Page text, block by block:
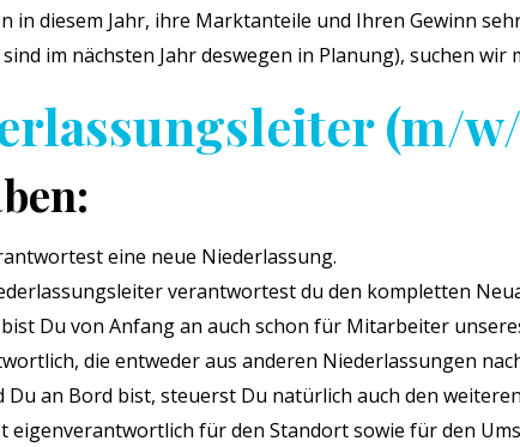
in diesem Jahr, ihre Marktanteile und Ihren Gewinn
im nächsten Jahr deswegen in Planung), suchen
(m/
eine neue Niederlassung.
verantwortest du den kompletten
Du von Anfang an auch schon für Mitarbeiter
die entweder aus anderen Niederlassungen
Du an Bord bist, steuerst Du natürlich auch den
eigenverantwortlich für den Standort sowie für den